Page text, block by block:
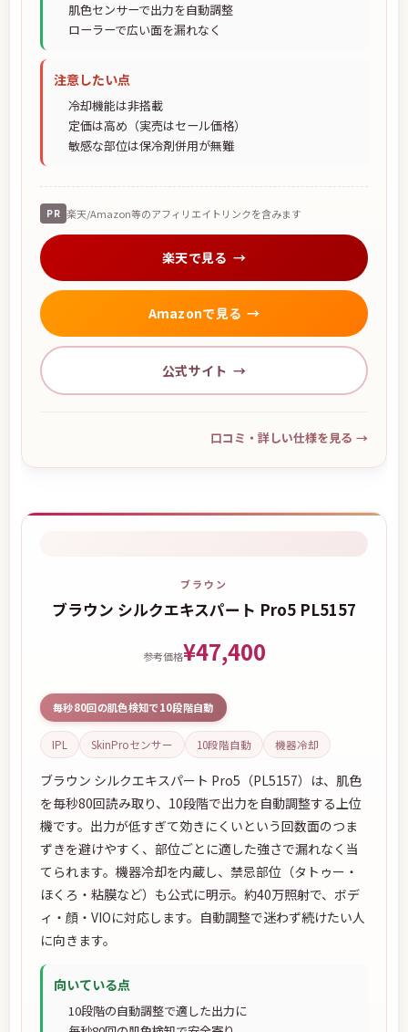
肌色センサーで出力を自動調整
ローラーで広い面を漏れなく
注意したい点
冷却機能は非搭載
定価は高め（実売はセール価格）
敏感な部位は保冷剤併用が無難
PR 楽天/Amazon等のアフィリエイトリンクを含みます
楽天で見る
Amazonで見る
公式サイト
口コミ・詳しい仕様を見る →
ブラウン
ブラウン シルクエキスパート Pro5 PL5157
参考価格¥47,400
毎秒80回の肌色検知で10段階自動
IPL SkinProセンサー 10段階自動 機器冷却
ブラウン シルクエキスパート Pro5（PL5157）は、肌色
を毎秒80回読み取り、10段階で出力を自動調整する上位
機です。出力が低すぎて効きにくいという回数面のつま
ずきを避けやすく、部位ごとに適した強さで漏れなく当
てられます。機器冷却を内蔵し、禁忌部位（タトゥー・
ほくろ・粘膜など）も公式に明示。約40万照射で、ボデ
ィ・顔・VIOに対応します。自動調整で迷わず続けたい人
に向きます。
向いている点
10段階の自動調整で適した出力に